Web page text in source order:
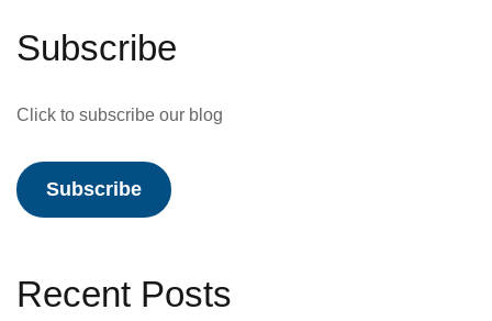
Subscribe
Click to subscribe our blog
Subscribe
Recent Posts